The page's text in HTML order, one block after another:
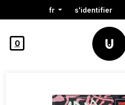
fr s'identifier
0